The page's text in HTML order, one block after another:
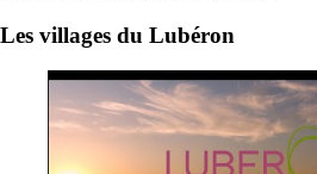
Les villages du Lubéron